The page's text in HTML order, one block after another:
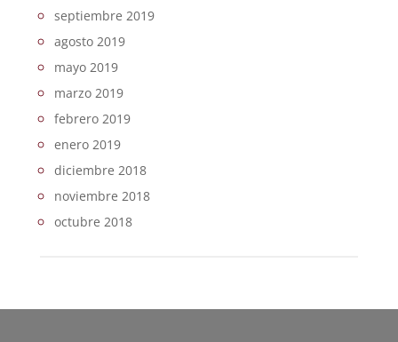
septiembre 2019
agosto 2019
mayo 2019
marzo 2019
febrero 2019
enero 2019
diciembre 2018
noviembre 2018
octubre 2018